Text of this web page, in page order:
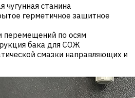
чугунная станина
герметичное защитное
перемещений по осям
бака для СОЖ
смазки направляющих и